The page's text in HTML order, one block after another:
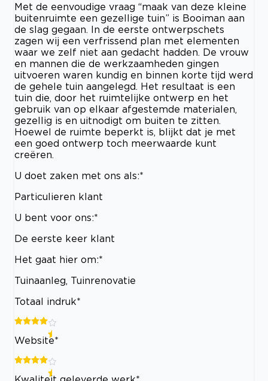
Met de eenvoudige vraag “maak van deze kleine
buitenruimte een gezellige tuin” is Booiman aan
de slag gegaan. In de eerste ontwerpschets
zagen wij een verfrissend plan met elementen
waar we zelf niet aan gedacht hadden. De vrouw
en mannen die de werkzaamheden gingen
uitvoeren waren kundig en binnen korte tijd werd
de gehele tuin aangelegd. Het resultaat is een
tuin die, door het ruimtelijke ontwerp en het
gebruik van op elkaar afgestemde materialen,
gezellig is en uitnodigt om buiten te zitten.
Hoewel de ruimte beperkt is, blijkt dat je met
een goed ontwerp toch meerwaarde kunt
creëren.
U doet zaken met ons als:*
Particulieren klant
U bent voor ons:*
De eerste keer klant
Het gaat hier om:*
Tuinaanleg, Tuinrenovatie
Totaal indruk*
Website*